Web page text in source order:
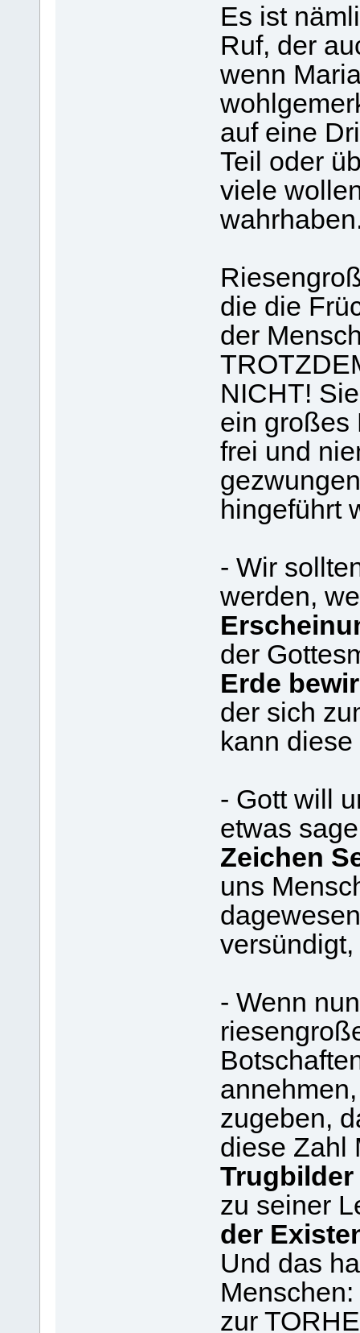
Es ist
Ruf, der
wenn
auf eine
Teil oder
viele
die die
der
NICHT!
ein großes
frei und
hingeführt
- Wir
werden,
der
Erde
der sich
kann
- Gott will
etwas
Zeichen
uns
- Wenn
zugeben,
diese Zahl
zu seiner
der
Und das
zur